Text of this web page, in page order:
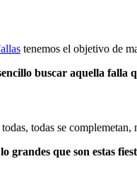
tenemos el objetivo de
buscar aquella falla
todas se complemetan,
grandes que son estas